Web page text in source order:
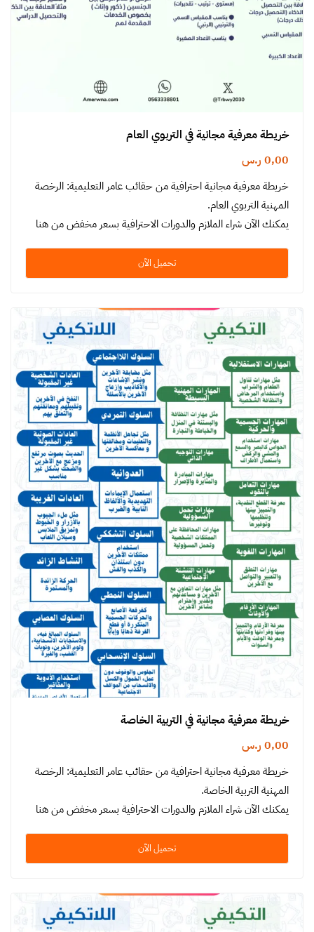
خريطة معرفية مجانية في التربوي العام
0,00 ر.س
خريطة معرفية مجانية احترافية من حقائب عامر التعليمية: الرخصة
المهنية التربوي العام.
يمكنك الآن شراء الملازم والدورات الاحترافية بسعر مخفض من هنا
تحميل الآن
خريطة معرفية مجانية في التربية الخاصة
0,00 ر.س
خريطة معرفية مجانية احترافية من حقائب عامر التعليمية: الرخصة
المهنية التربية الخاصة.
يمكنك الآن شراء الملازم والدورات الاحترافية بسعر مخفض من هنا
تحميل الآن